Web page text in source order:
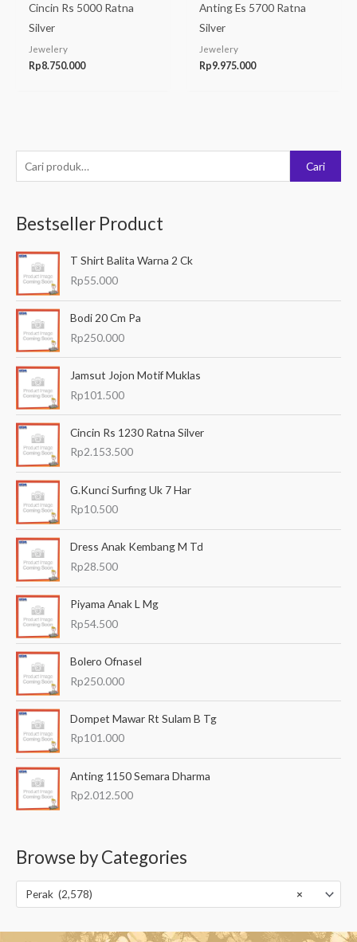
e
c
a
u
n
u
Cari
Bestseller Product
T Shirt Balita Warna 2 Ck
Rp55.000
Bodi 20 Cm Pa
Rp250.000
Jamsut Jojon Motif Muklas
Rp101.500
Cincin Rs 1230 Ratna Silver
Rp2.153.500
G.Kunci Surfing Uk 7 Har
Rp10.500
Dress Anak Kembang M Td
Rp28.500
Piyama Anak L Mg
Rp54.500
Bolero Ofnasel
Rp250.000
Dompet Mawar Rt Sulam B Tg
Rp101.000
Anting 1150 Semara Dharma
Rp2.012.500
Browse by Categories
×
Perak (2,578)
Cincin Rs 5000 Ratna
Silver
Jewelery
Rp8.750.000
Anting Es 5700 Ratna
Silver
Jewelery
Rp9.975.000